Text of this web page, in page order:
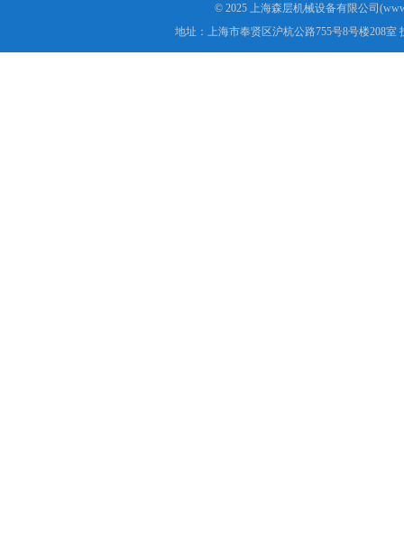
© 2025 上海森层机械设备有限公司
地址：上海市奉贤区沪杭公路755号8号楼208室